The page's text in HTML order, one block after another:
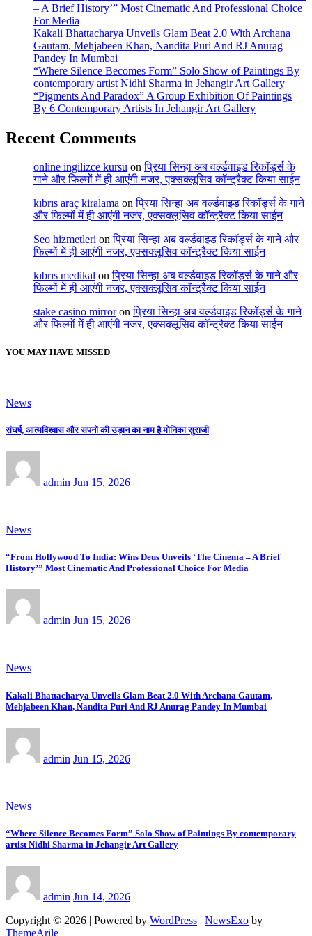
– A Brief History’” Most Cinematic And Professional Choice
For Media
Kakali Bhattacharya Unveils Glam Beat 2.0 With Archana
Gautam, Mehjabeen Khan, Nandita Puri And RJ Anurag
Pandey In Mumbai
“Where Silence Becomes Form” Solo Show of Paintings By
contemporary artist Nidhi Sharma in Jehangir Art Gallery
“Pigments And Paradox” A Group Exhibition Of Paintings
By 6 Contemporary Artists In Jehangir Art Gallery
Recent Comments
online ingilizce kursu onप्रिया सिन्हा अब वर्ल्डवाइड रिकॉर्ड्स के
गाने और फिल्मों में ही आएंगी नजर, एक्सक्लूसिव कॉन्ट्रैक्ट किया साईन
kıbrıs araç kiralama onप्रिया सिन्हा अब वर्ल्डवाइड रिकॉर्ड्स के गाने
और फिल्मों में ही आएंगी नजर, एक्सक्लूसिव कॉन्ट्रैक्ट किया साईन
Seo hizmetleri onप्रिया सिन्हा अब वर्ल्डवाइड रिकॉर्ड्स के गाने और
फिल्मों में ही आएंगी नजर, एक्सक्लूसिव कॉन्ट्रैक्ट किया साईन
kıbrıs medikal onप्रिया सिन्हा अब वर्ल्डवाइड रिकॉर्ड्स के गाने और
फिल्मों में ही आएंगी नजर, एक्सक्लूसिव कॉन्ट्रैक्ट किया साईन
stake casino mirroronप्रिया सिन्हा अब वर्ल्डवाइड रिकॉर्ड्स के गाने
और फिल्मों में ही आएंगी नजर, एक्सक्लूसिव कॉन्ट्रैक्ट किया साईन
YOU MAY HAVE MISSED
News
संघर्ष, आत्मविश्वास और सपनों की उड़ान का नाम है मोनिका सुराजी
admin Jun 15, 2026
News
“From Hollywood To India: Wins Deus Unveils ‘The Cinema – A Brief
History’” Most Cinematic And Professional Choice For Media
admin Jun 15, 2026
News
Kakali Bhattacharya Unveils Glam Beat 2.0 With Archana Gautam,
Mehjabeen Khan, Nandita Puri And RJ Anurag Pandey In Mumbai
admin Jun 15, 2026
News
“Where Silence Becomes Form” Solo Show of Paintings By contemporary
artist Nidhi Sharma in Jehangir Art Gallery
admin Jun 14, 2026
Copyright © 2026 | Powered by WordPress | NewsExo by
ThemeArile